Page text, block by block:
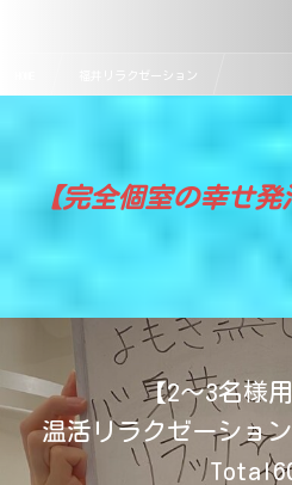
福井リラクゼーション
【完全個室の幸せ
【2～3名様
温活リラクゼーショ